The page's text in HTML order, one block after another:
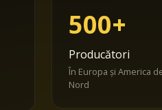
500+
Producători
În Europa și America
Nord